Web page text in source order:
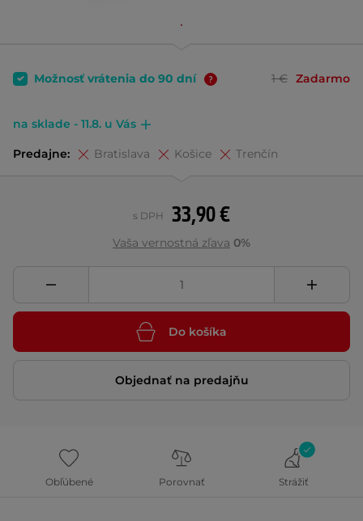
Možnosť vrátenia do 90 dní 1 € Zadarmo
na sklade - 11.8. u Vás
Predajne: Bratislava Košice Trenčín
33,90 €
s DPH
Vaša vernostná zľava 0%
Do košíka
Objednať na predajňu
Obľúbené Porovnať Strážiť